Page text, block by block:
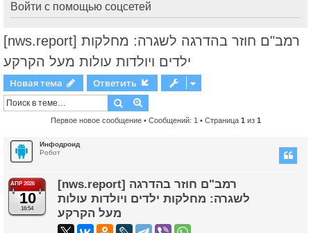
к
Войти с помощью соцсетей
[nws.report] רמב"ם חוזר בהדרגה לשגרה: מחלקות
ילדים ויולדות עולות מעל הקרקע
Новая тема
Ответить
Поиск
Первое новое сообщение• Сообщений: 1 • Страница 1 из 1
Инфодроид
Робот
АПР 2026
10
16:54
[nws.report] רמב"ם חוזר בהדרגה
לשגרה: מחלקות ילדים ויולדות עולות
מעל הקרקע